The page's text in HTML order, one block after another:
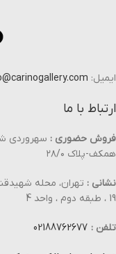
ایمیل:
ارتباط با ما
فروش حضوری : سهروردی
همکف-پلاک ۲۸/۰
نشانی : تهران، محله
19 ، طبقه دوم ، واحد 4
تلفن : 02188762677